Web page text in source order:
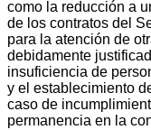
como la reducción a
de los contratos del
para la atención de
debidamente
insuficiencia de
y el establecimiento
caso de
permanencia en la